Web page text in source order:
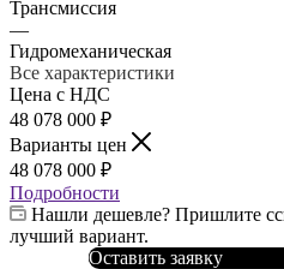
Трансмиссия
—
Гидромеханическая
Все характеристики
Цена с НДС
48 078 000 ₽
Варианты цен
48 078 000 ₽
Подробности
Нашли дешевле? Пришлите
лучший вариант.
Оставить заявку